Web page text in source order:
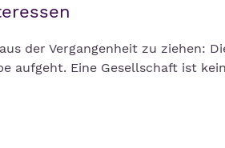
der Vergangenheit zu ziehen:
aufgeht. Eine Gesellschaft ist kein